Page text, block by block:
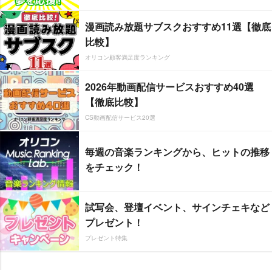
漫画読み放題サブスクおすすめ11選【徹底
比較】
オリコン顧客満足度ランキング
2026年動画配信サービスおすすめ40選
【徹底比較】
CS動画配信サービス20選
毎週の音楽ランキングから、ヒットの推移
をチェック！
試写会、登壇イベント、サインチェキなど
プレゼント！
プレゼント特集